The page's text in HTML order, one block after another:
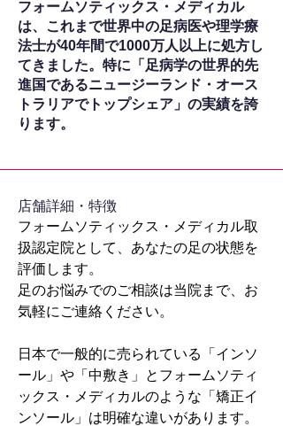
フォームソティックス・メディカル
は、これまで世界中の足病医や理学療
法士が40年間で1000万人以上に処方し
てきました。特に「足病学の世界的先
進国であるニュージーランド・オース
トラリアでトップシェア」の実績を誇
ります。
​店舗詳細・特徴
フォームソティックス・メディカル取
扱認定院として、あなたの足の状態を
評価します。
足のお悩みでのご相談は当院まで、お
気軽にご連絡ください。
日本で一般的に売られている「インソ
ール」や「中敷き」とフォームソティ
ックス・メディカルのような「矯正イ
ンソール」は明確な違いがあります。